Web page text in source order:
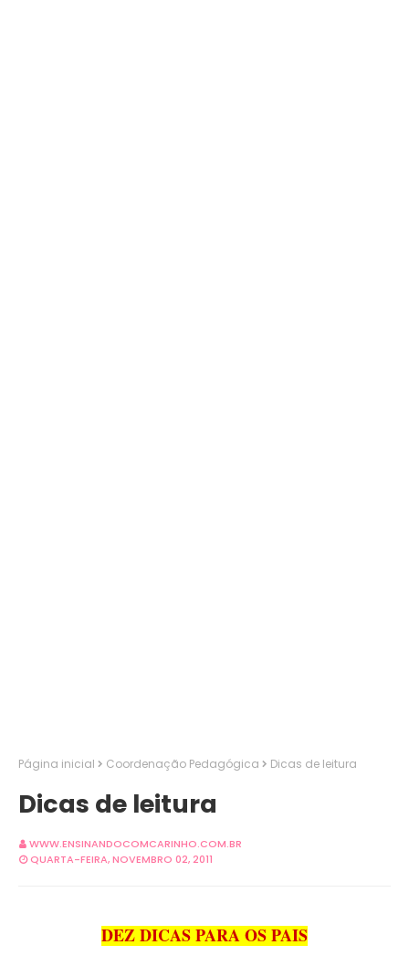
Página inicial Coordenação Pedagógica Dicas de leitura
Dicas de leitura
WWW.ENSINANDOCOMCARINHO.COM.BR
QUARTA-FEIRA, NOVEMBRO 02, 2011
DEZ DICAS PARA OS PAIS